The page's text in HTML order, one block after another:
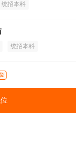
统招本科
统招本科